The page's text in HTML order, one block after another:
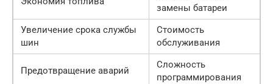
замены батареи
Увеличение срока службы
шин
Стоимость
обслуживания
Предотвращение аварий
Сложность
программирования